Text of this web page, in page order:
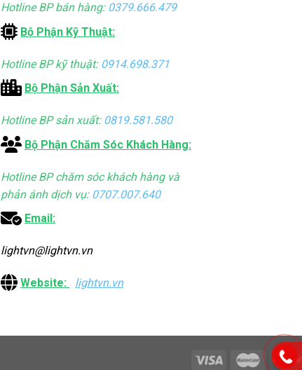
Hotline BP bán hàng: 0379.666.479
Bộ Phận Kỹ Thuật:
Hotline BP kỹ thuật: 0914.698.371
Bộ Phận Sản Xuất:
Hotline BP sản xuất: 0819.581.580
Bộ Phận Chăm Sóc Khách Hàng:
Hotline BP chăm sóc khách hàng và
phản ánh dịch vụ: 0707.007.640
Email:
lightvn@lightvn.vn
Website: lightvn.vn